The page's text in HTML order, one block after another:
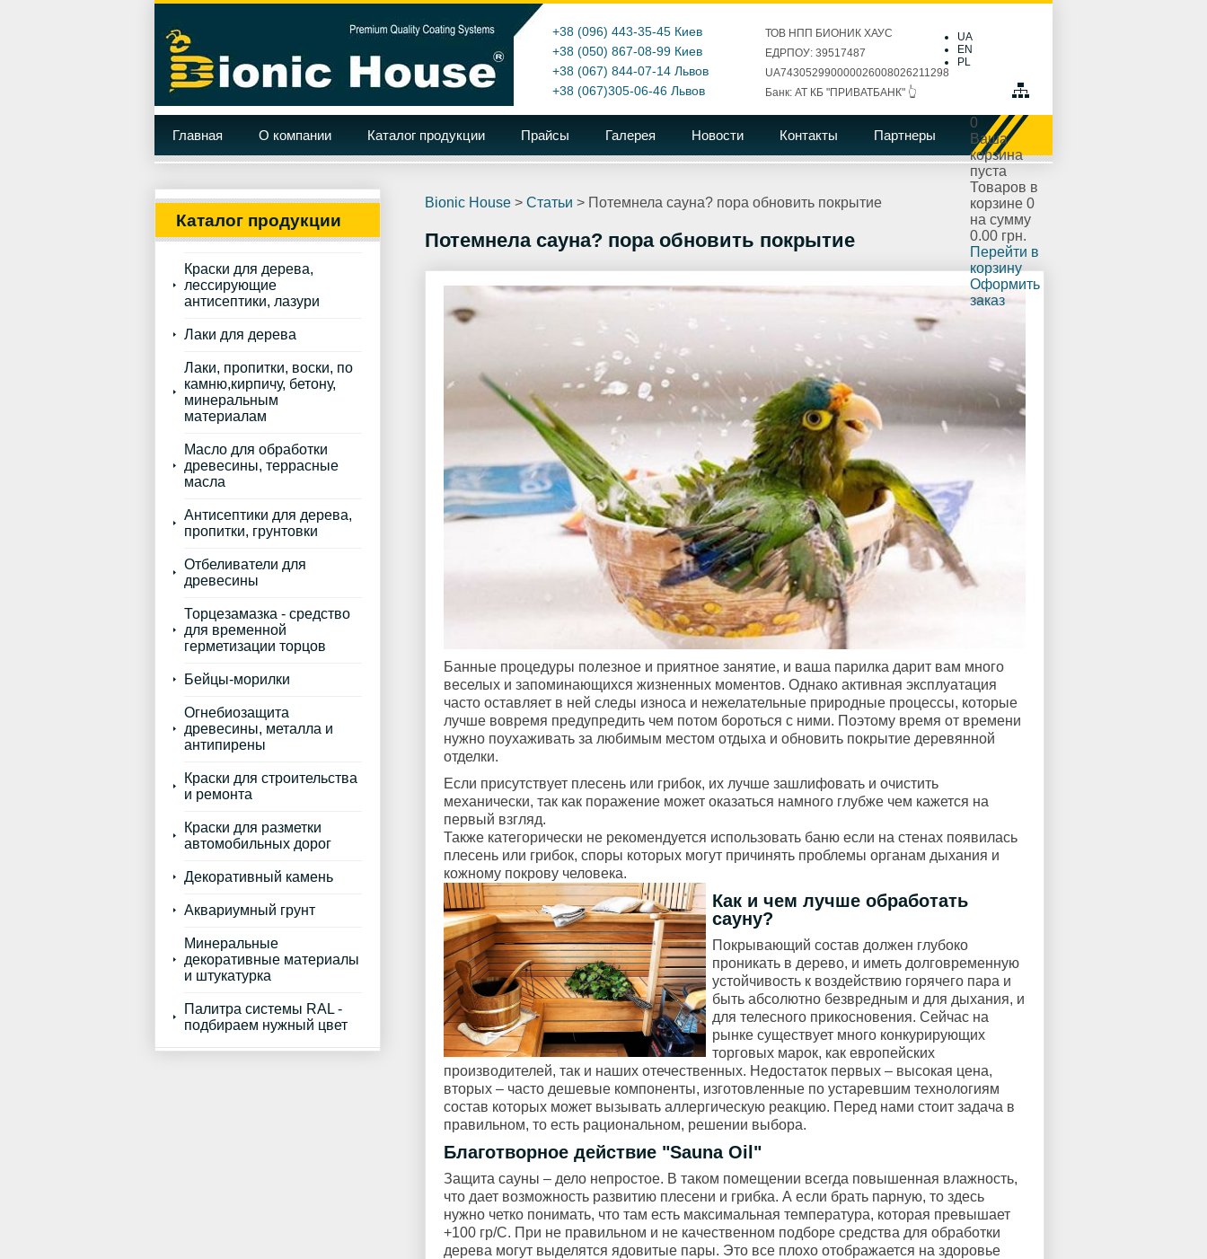
UA
EN
PL
+38 (096) 443-35-45 Киев
+38 (050) 867-08-99 Киев
+38 (067) 844-07-14 Львов
+38 (067)305-06-46 Львов
ТОВ НПП БИОНИК ХАУС
ЕДРПОУ: 39517487
UA743052990000026008026211298
Банк: АТ КБ "ПРИВАТБАНК" 👆
Главная О компании Каталог продукции Прайсы Галерея Новости Контакты Партнеры
0
Ваша
корзина
пуста
Товаров в
корзине 0
на сумму
0.00 грн.
Перейти в
корзину
Оформить
заказ
Каталог продукции
Краски для дерева,
лессирующие
антисептики, лазури
Лаки для дерева
Лаки, пропитки, воски, по
камню,кирпичу, бетону,
минеральным
материалам
Масло для обработки
древесины, террасные
масла
Антисептики для дерева,
пропитки, грунтовки
Отбеливатели для
древесины
Торцезамазка - средство
для временной
герметизации торцов
Бейцы-морилки
Огнебиозащита
древесины, металла и
антипирены
Краски для строительства
и ремонта
Краски для разметки
автомобильных дорог
Декоративный камень
Аквариумный грунт
Минеральные
декоративные материалы
и штукатурка
Палитра системы RAL -
подбираем нужный цвет
Bionic House > Статьи > Потемнела сауна? пора обновить покрытие
Потемнела сауна? пора обновить покрытие
Банные процедуры полезное и приятное занятие, и ваша парилка дарит вам много
веселых и запоминающихся жизненных моментов. Однако активная эксплуатация
часто оставляет в ней следы износа и нежелательные природные процессы, которые
лучше вовремя предупредить чем потом бороться с ними. Поэтому время от времени
нужно поухаживать за любимым местом отдыха и обновить покрытие деревянной
отделки.
Если присутствует плесень или грибок, их лучше зашлифовать и очистить
механически, так как поражение может оказаться намного глубже чем кажется на
первый взгляд.
Также категорически не рекомендуется использовать баню если на стенах появилась
плесень или грибок, споры которых могут причинять проблемы органам дыхания и
кожному покрову человека.
Как и чем лучше обработать
сауну?
Покрывающий состав должен глубоко
проникать в дерево, и иметь долговременную
устойчивость к воздействию горячего пара и
быть абсолютно безвредным и для дыхания, и
для телесного прикосновения. Сейчас на
рынке существует много конкурирующих
торговых марок, как европейских
производителей, так и наших отечественных. Недостаток первых – высокая цена,
вторых – часто дешевые компоненты, изготовленные по устаревшим технологиям
состав которых может вызывать аллергическую реакцию. Перед нами стоит задача в
правильном, то есть рациональном, решении выбора.
Благотворное действие "Sauna Oil"
Защита сауны – дело непростое. В таком помещении всегда повышенная влажность,
что дает возможность развитию плесени и грибка. А если брать парную, то здесь
нужно четко понимать, что там есть максимальная температура, которая превышает
+100 гр/C. При не правильном и не качественном подборе средства для обработки
дерева могут выделятся ядовитые пары. Это все плохо отображается на здоровье